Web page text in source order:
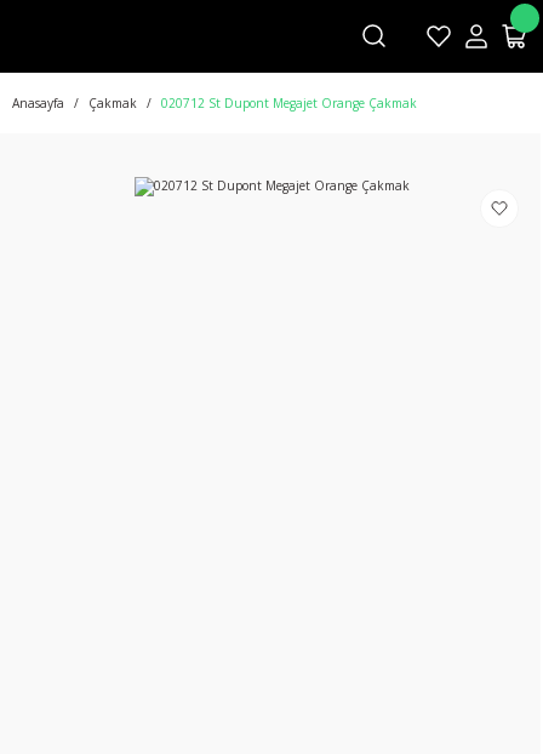
Anasayfa Çakmak 020712 St Dupont Megajet Orange Çakmak